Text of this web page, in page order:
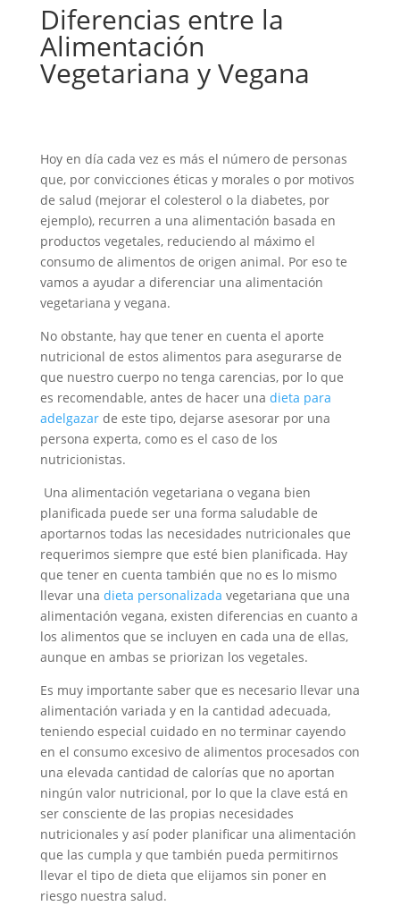
Diferencias entre la
Alimentación
Vegetariana y Vegana
Hoy en día cada vez es más el número de personas
que, por convicciones éticas y morales o por motivos
de salud (mejorar el colesterol o la diabetes, por
ejemplo), recurren a una alimentación basada en
productos vegetales, reduciendo al máximo el
consumo de alimentos de origen animal. Por eso te
vamos a ayudar a diferenciar una alimentación
vegetariana y vegana.
No obstante, hay que tener en cuenta el aporte
nutricional de estos alimentos para asegurarse de
que nuestro cuerpo no tenga carencias, por lo que
es recomendable, antes de hacer una dieta para
adelgazarde este tipo, dejarse asesorar por una
persona experta, como es el caso de los
nutricionistas.
Una alimentación vegetariana o vegana bien
planificada puede ser una forma saludable de
aportarnos todas las necesidades nutricionales que
requerimos siempre que esté bien planificada. Hay
que tener en cuenta también que no es lo mismo
llevar una dieta personalizada vegetariana que una
alimentación vegana, existen diferencias en cuanto a
los alimentos que se incluyen en cada una de ellas,
aunque en ambas se priorizan los vegetales.
Es muy importante saber que es necesario llevar una
alimentación variada y en la cantidad adecuada,
teniendo especial cuidado en no terminar cayendo
en el consumo excesivo de alimentos procesados con
una elevada cantidad de calorías que no aportan
ningún valor nutricional, por lo que la clave está en
ser consciente de las propias necesidades
nutricionales y así poder planificar una alimentación
que las cumpla y que también pueda permitirnos
llevar el tipo de dieta que elijamos sin poner en
riesgo nuestra salud.